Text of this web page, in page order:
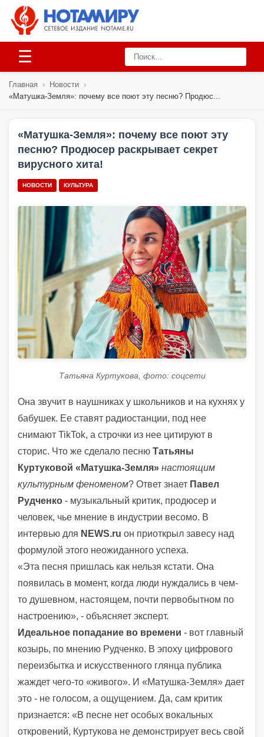
☰
Главная › Новости ›
«Матушка-Земля»: почему все поют эту песню? Продюс...
«Матушка-Земля»: почему все поют эту
песню? Продюсер раскрывает секрет
вирусного хита!
НОВОСТИ КУЛЬТУРА
Татьяна Куртукова, фото: соцсети
Она звучит в наушниках у школьников и на кухнях у
бабушек. Ее ставят радиостанции, под нее
снимают TikTok, а строчки из нее цитируют в
сторис. Что же сделало песню Татьяны
Куртуковой «Матушка-Земля» настоящим
культурным феноменом? Ответ знает Павел
Рудченко - музыкальный критик, продюсер и
человек, чье мнение в индустрии весомо. В
интервью для NEWS.ru он приоткрыл завесу над
формулой этого неожиданного успеха.
«Эта песня пришлась как нельзя кстати. Она
появилась в момент, когда люди нуждались в чем-
то душевном, настоящем, почти первобытном по
настроению», - объясняет эксперт.
Идеальное попадание во времени - вот главный
козырь, по мнению Рудченко. В эпоху цифрового
переизбытка и искусственного глянца публика
жаждет чего-то «живого». И «Матушка-Земля» дает
это - не голосом, а ощущением. Да, сам критик
признается: «В песне нет особых вокальных
откровений, Куртукова не демонстрирует весь свой